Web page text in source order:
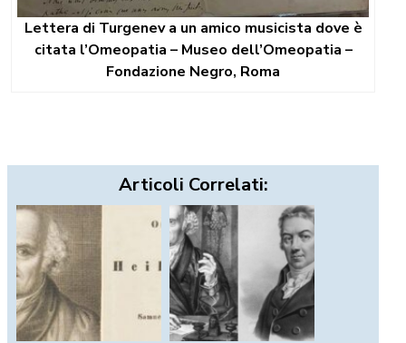
Lettera di Turgenev a un amico musicista dove è
citata l’Omeopatia – Museo dell’Omeopatia –
Fondazione Negro, Roma
Articoli Correlati: